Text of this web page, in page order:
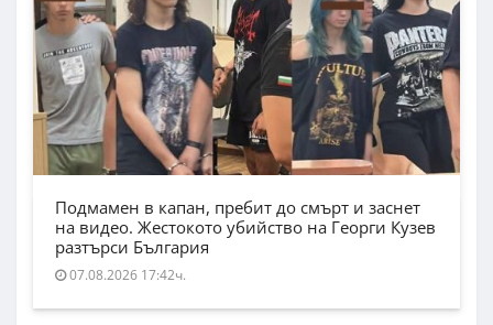
Подмамен в капан, пребит до смърт и заснет
на видео. Жестокото убийство на Георги Кузев
разтърси България
07.08.2026 17:42ч.